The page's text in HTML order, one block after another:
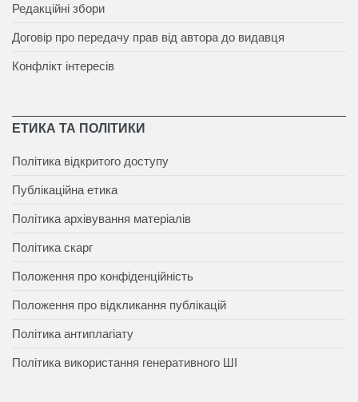
Редакційні збори
Договір про передачу прав від автора до видавця
Конфлікт інтересів
ЕТИКА ТА ПОЛІТИКИ
Політика відкритого доступу
Публікаційна етика
Політика архівування матеріалів
Політика скарг
Положення про конфіденційність
Положення про відкликання публікацій
Політика антиплагіату
Політика використання генеративного ШІ